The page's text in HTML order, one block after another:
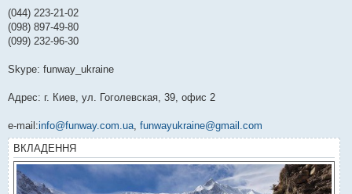
(044) 223-21-02
(098) 897-49-80
(099) 232-96-30
Skype: funway_ukraine
Адрес: г. Киев, ул. Гоголевская, 39, офис 2
e-mail:info@funway.com.ua, funwayukraine@gmail.com
ВКЛАДЕННЯ